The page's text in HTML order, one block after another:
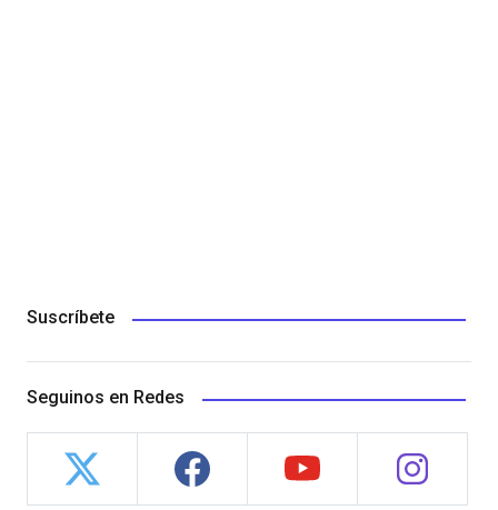
Suscríbete
Seguinos en Redes